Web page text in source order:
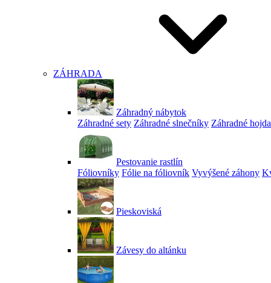
ZÁHRADA
Záhradný nábytok
Záhradné sety Záhradné slnečníky Záhradné
Pestovanie rastlín
Fóliovníky Fólie na fóliovník Vyvýšené záhony
Pieskoviská
Závesy do altánku